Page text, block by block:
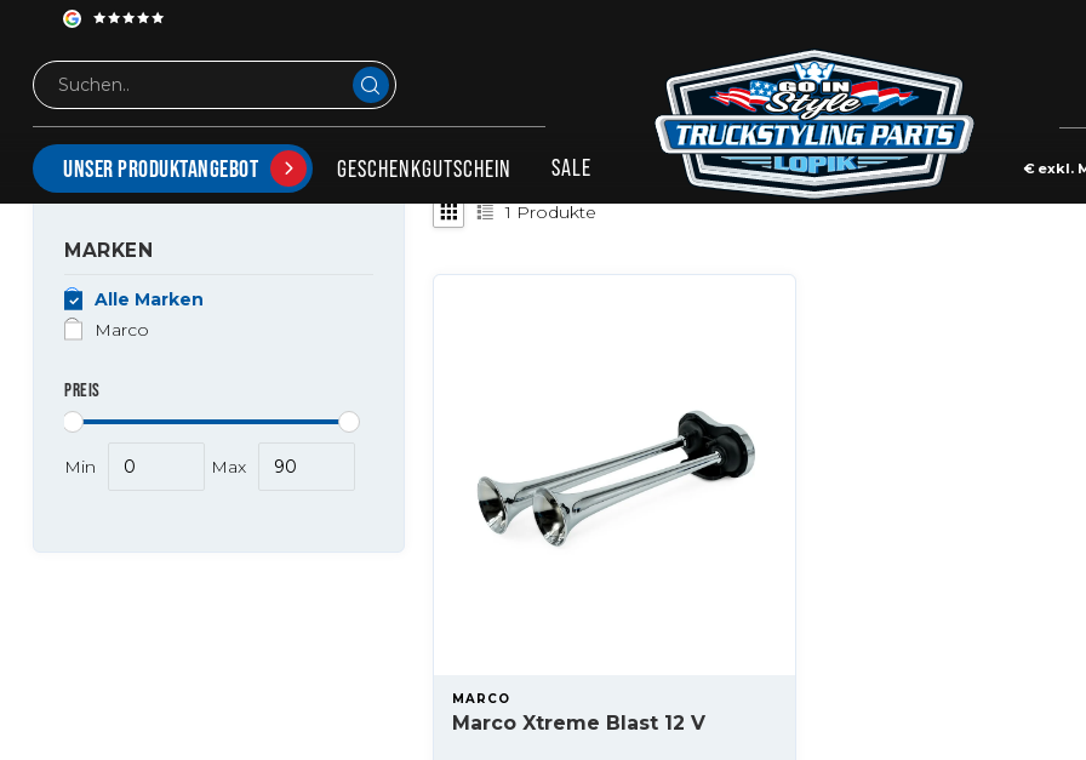
UNSER PRODUKTANGEBOT GESCHENKGUTSCHEIN SALE € exkl.
ARTIKEL MIT SCHLAGWORT 12V
MARKEN
Alle Marken
Marco
PREIS
Min Max
1 Produkte
MARCO
Marco Xtreme Blast 12 V